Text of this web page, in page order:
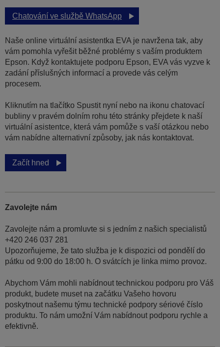
Chatování ve službě WhatsApp
Naše online virtuální asistentka EVA je navržena tak, aby
vám pomohla vyřešit běžné problémy s vaším produktem
Epson. Když kontaktujete podporu Epson, EVA vás vyzve k
zadání příslušných informací a provede vás celým
procesem.
Kliknutím na tlačítko Spustit nyní nebo na ikonu chatovací
bubliny v pravém dolním rohu této stránky přejdete k naší
virtuální asistentce, která vám pomůže s vaší otázkou nebo
vám nabídne alternativní způsoby, jak nás kontaktovat.
Začít hned
Zavolejte nám
Zavolejte nám a promluvte si s jedním z našich specialistů
+420 246 037 281
Upozorňujeme, že tato služba je k dispozici od pondělí do
pátku od 9:00 do 18:00 h. O svátcích je linka mimo provoz.
Abychom Vám mohli nabídnout technickou podporu pro Váš
produkt, budete muset na začátku Vašeho hovoru
poskytnout našemu týmu technické podpory sériové číslo
produktu. To nám umožní Vám nabídnout podporu rychle a
efektivně.